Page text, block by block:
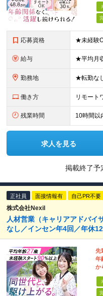
応募資格
給与
勤務地
働き方 リモート
残業時間 10時間以
求人を見る
掲載終了予
正社員 面接情報有 自己PR不要
株式会社Nexil
人材営業（キャリアアドバイ
なし／インセン年4回／年休
先
年
か